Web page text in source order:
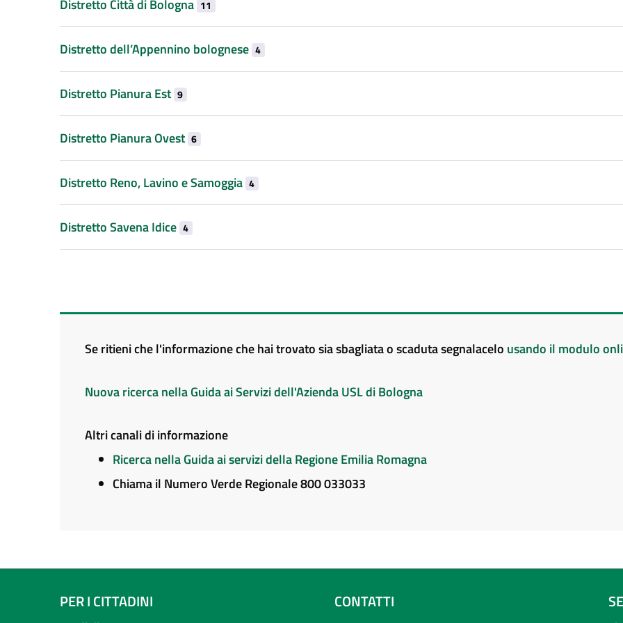
Distretto Città di Bologna 11
Distretto dell’Appennino bolognese 4
Distretto Pianura Est 9
Distretto Pianura Ovest 6
Distretto Reno, Lavino e Samoggia 4
Distretto Savena Idice 4
Se ritieni che l'informazione che hai trovato sia sbagliata o scaduta segnalacelo usando il modulo
Nuova ricerca nella Guida ai Servizi dell'Azienda USL di Bologna
Altri canali di informazione
Ricerca nella Guida ai servizi della Regione Emilia Romagna
Chiama il Numero Verde Regionale 800 033033
PER I CITTADINI CONTATTI